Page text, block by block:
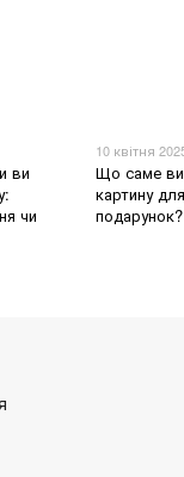
ви
чи
10 квітня
Що саме
картину
подарунок?